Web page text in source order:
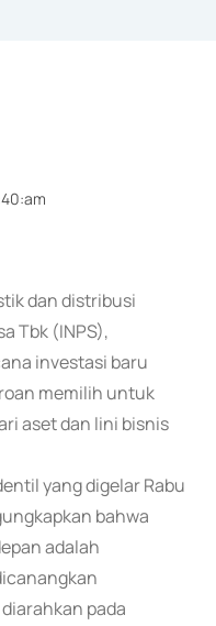
dan distribusi
Tbk (INPS),
investasi baru
memilih untuk
aset dan lini bisnis
yang digelar Rabu
bahwa
adalah
pada